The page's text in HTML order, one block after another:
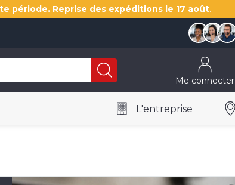
période. Reprise des expéditions le 17 août.
Me connecter
L'entreprise